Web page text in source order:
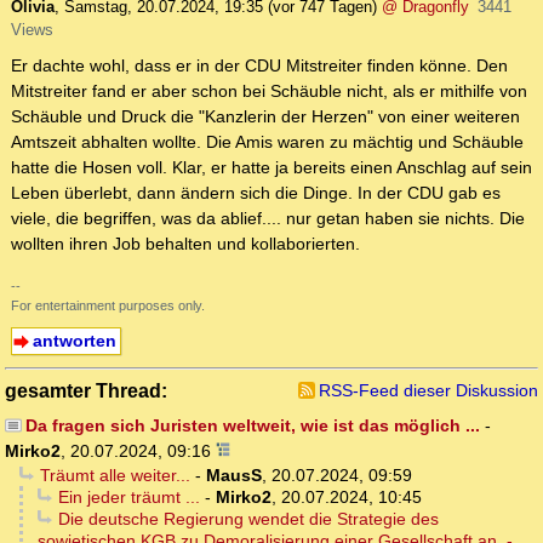
Olivia, Samstag, 20.07.2024, 19:35 (vor 747 Tagen) @ Dragonfly 3441
Views
Er dachte wohl, dass er in der CDU Mitstreiter finden könne. Den
Mitstreiter fand er aber schon bei Schäuble nicht, als er mithilfe von
Schäuble und Druck die "Kanzlerin der Herzen" von einer weiteren
Amtszeit abhalten wollte. Die Amis waren zu mächtig und Schäuble
hatte die Hosen voll. Klar, er hatte ja bereits einen Anschlag auf sein
Leben überlebt, dann ändern sich die Dinge. In der CDU gab es
viele, die begriffen, was da ablief.... nur getan haben sie nichts. Die
wollten ihren Job behalten und kollaborierten.
--
For entertainment purposes only.
antworten
gesamter Thread:
RSS-Feed dieser Diskussion
Da fragen sich Juristen weltweit, wie ist das möglich ... -
Mirko2, 20.07.2024, 09:16
Träumt alle weiter... - MausS, 20.07.2024, 09:59
Ein jeder träumt ... - Mirko2, 20.07.2024, 10:45
Die deutsche Regierung wendet die Strategie des